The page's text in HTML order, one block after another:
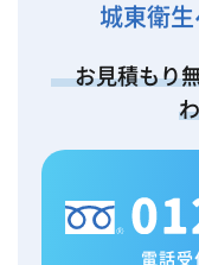
城東衛生
お見積もり
電話受